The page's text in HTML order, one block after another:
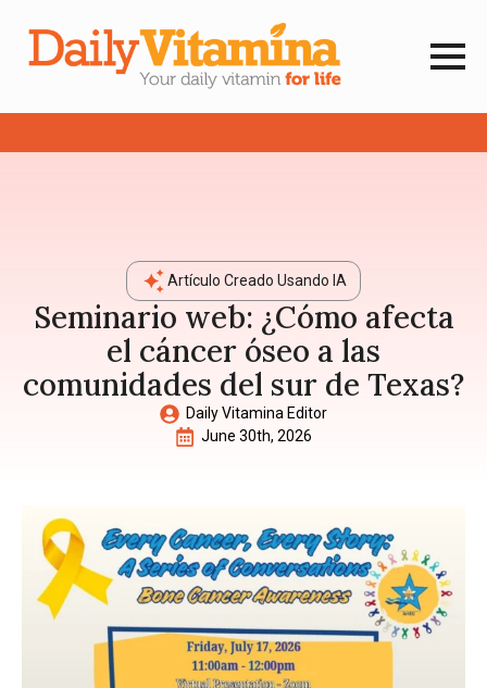
Artículo Creado Usando IA
Seminario web: ¿Cómo afecta
el cáncer óseo a las
comunidades del sur de Texas?
Daily Vitamina Editor
June 30th, 2026